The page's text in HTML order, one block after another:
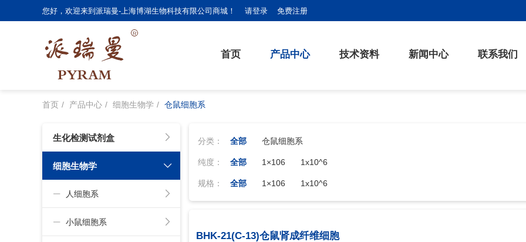
您好，欢迎来到派瑞曼-上海博湖生物科技有限公司商城！ 请登录 免费注册
首页 产品中心 技术资料 新闻中心 联系我们
首页 产品中心 细胞生物学 仓鼠细胞系
生化检测试剂盒
细胞生物学
人细胞系
小鼠细胞系
分类： 全部 仓鼠细胞系
纯度： 全部 1×106 1x10^6
规格： 全部 1×106 1x10^6
BHK-21(C-13)仓鼠肾成纤维细胞